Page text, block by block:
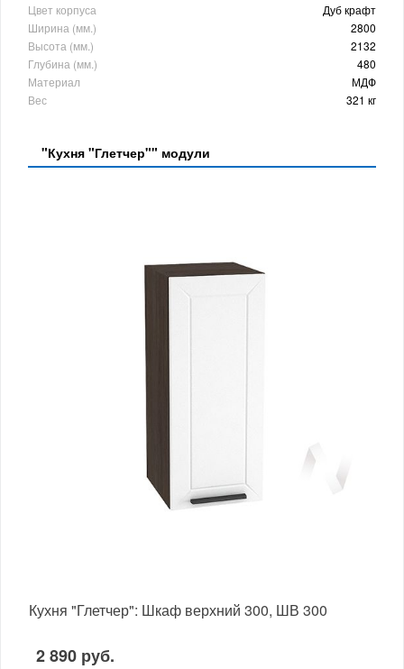
Цвет корпуса
Дуб крафт
Ширина (мм.)
2800
Высота (мм.)
2132
Глубина (мм.)
480
Материал
МДФ
Вес
321 кг
"Кухня "Глетчер"" модули
Кухня "Глетчер": Шкаф верхний 300, ШВ 300
2 890 руб.